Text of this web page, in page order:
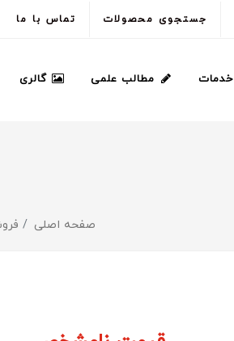
جستجوی محصولات تماس با ما
خدمات مطالب علمی گالری
صفحه اصلی